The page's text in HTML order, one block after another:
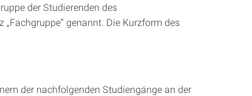
der Studierenden des
genannt. Die Kurzform des
der nachfolgenden Studiengänge an der